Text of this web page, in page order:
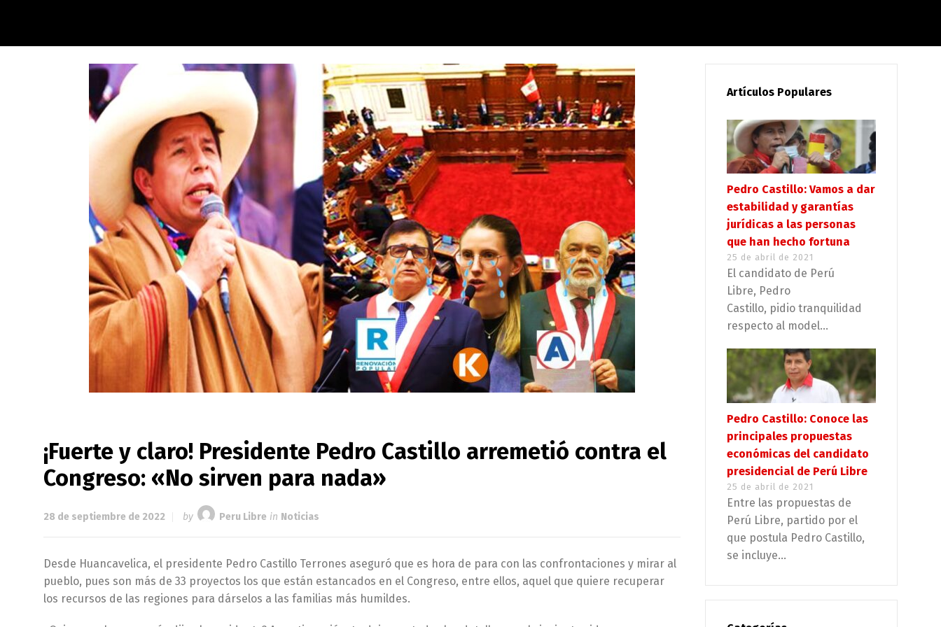
¡Fuerte y claro! Presidente Pedro Castillo arremetió contra el
Congreso: «No sirven para nada»
28 de septiembre de 2022 by Peru Libre in Noticias
Desde Huancavelica, el presidente Pedro Castillo Terrones aseguró que es hora de para con las confrontaciones y mirar al
pueblo, pues son más de 33 proyectos los que están estancados en el Congreso, entre ellos, aquel que quiere recuperar
los recursos de las regiones para dárselos a las familias más humildes.
Artículos Populares
Pedro Castillo: Vamos a dar
estabilidad y garantías
jurídicas a las personas
que han hecho fortuna
25 de abril de 2021
El candidato de Perú
Libre, Pedro
Castillo, pidio tranquilidad
respecto al model...
Pedro Castillo: Conoce las
principales propuestas
económicas del candidato
presidencial de Perú Libre
25 de abril de 2021
Entre las propuestas de
Perú Libre, partido por el
que postula Pedro Castillo,
se incluye...